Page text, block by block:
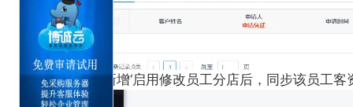
3.更多设置：新增‘启用修改员工分店后，同步该员工客